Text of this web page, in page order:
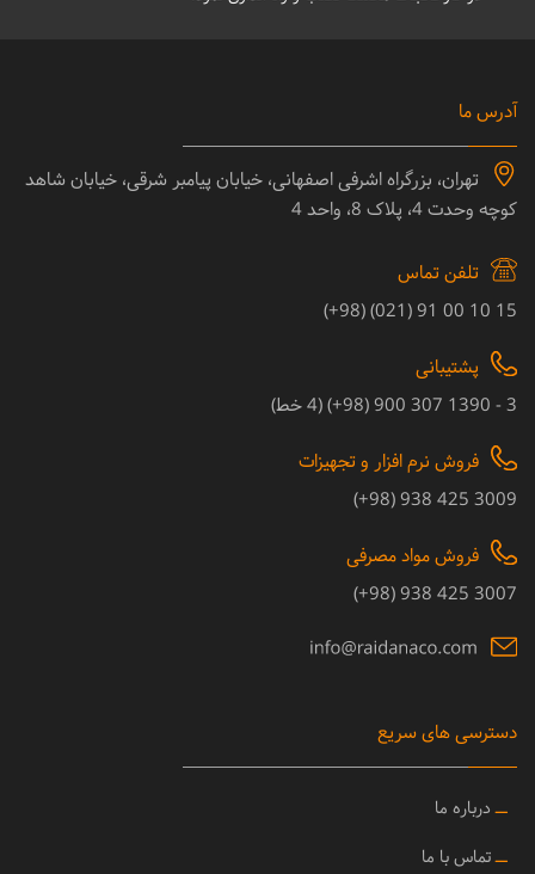
آدرس ما
تهران، بزرگراه اشرفی اصفهانی، خیابان پیامبر شرقی، خیابان شاهد
کوچه وحدت 4، پلاک 8، واحد 4
تلفن تماس
15 10 00 91 (021) (98+)
پشتیبانی
3 - 1390 307 900 (98+) (4 خط)
فروش نرم افزار و تجهیزات
3009 425 938 (98+)
فروش مواد مصرفی
3007 425 938 (98+)
دسترسی های سریع
ــ درباره ما
ــتماس با ما